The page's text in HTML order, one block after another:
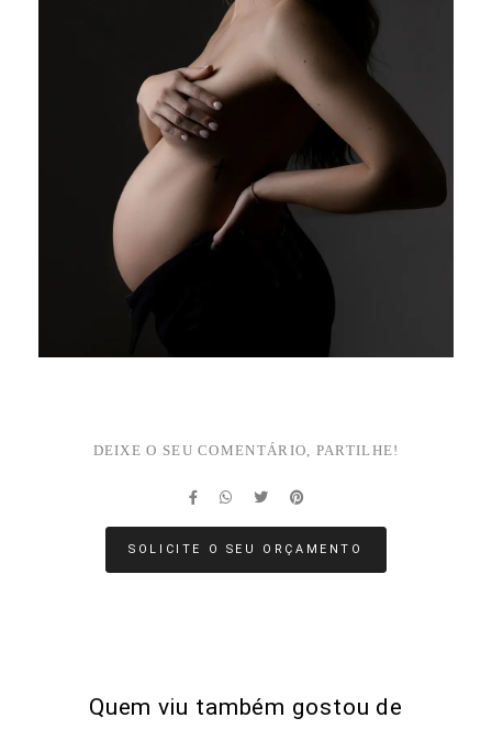
DEIXE O SEU COMENTÁRIO, PARTILHE!
SOLICITE O SEU ORÇAMENTO
Quem viu também gostou de